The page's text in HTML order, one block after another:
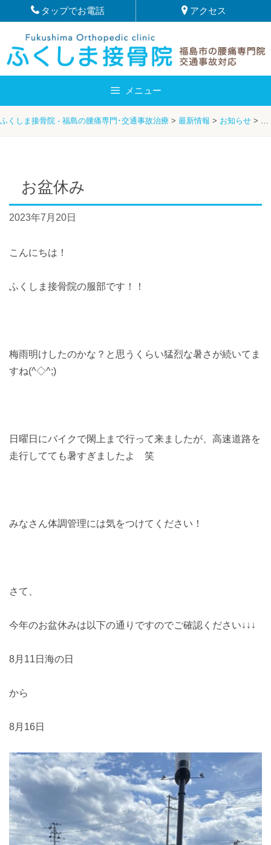
to
content
タップでお電話 アクセス
メニュー
ふくしま接骨院 - 福島の腰痛専門･交通事故治療 > 最新情報 > お知らせ > 服
お盆休み
2023年7月20日
こんにちは！
ふくしま接骨院の服部です！！
梅雨明けしたのかな？と思うくらい猛烈な暑さが続いてま
すね(^◇^;)
日曜日にバイクで閖上まで行って来ましたが、高速道路を
走行してても暑すぎましたよ 笑
みなさん体調管理には気をつけてください！
さて、
今年のお盆休みは以下の通りですのでご確認ください↓↓↓
8月11日海の日
から
8月16日